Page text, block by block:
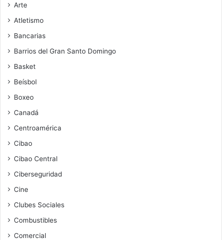
Arte
Atletismo
Bancarias
Barrios del Gran Santo Domingo
Basket
Beísbol
Boxeo
Canadá
Centroamérica
Cibao
Cibao Central
Ciberseguridad
Cine
Clubes Sociales
Combustibles
Comercial